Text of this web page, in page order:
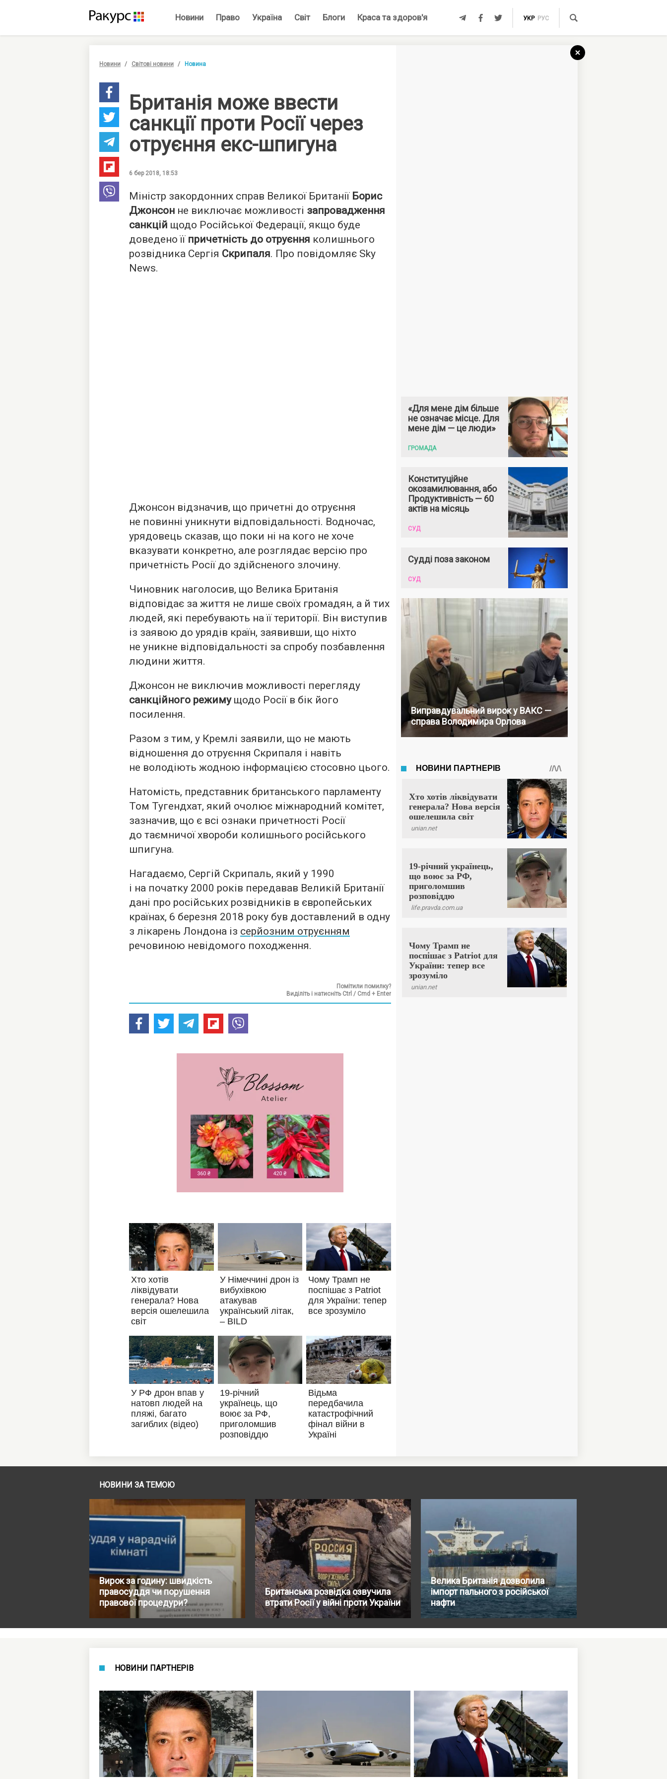
Новини Право Україна Світ Блоги Краса та здоров'я УКР РУС
Новини Світові новини Новина
Британія може ввести
санкції проти Росії через
отруєння екс-шпигуна
6 бер 2018, 18:53
Міністр закордонних справ Великої Британії Борис
Джонсон не виключає можливості запровадження
санкцій щодо Російської Федерації, якщо буде
доведено її причетність до отруєння колишнього
розвідника Сергія Скрипаля. Про повідомляє Sky
News.
Джонсон відзначив, що причетні до отруєння
не повинні уникнути відповідальності. Водночас,
урядовець сказав, що поки ні на кого не хоче
вказувати конкретно, але розглядає версію про
причетність Росії до здійсненого злочину.
Чиновник наголосив, що Велика Британія
відповідає за життя не лише своїх громадян, а й тих
людей, які перебувають на її території. Він виступив
із заявою до урядів країн, заявивши, що ніхто
не уникне відповідальності за спробу позбавлення
людини життя.
Джонсон не виключив можливості перегляду
санкційного режимущодо Росії в бік його
посилення.
Разом з тим, у Кремлі заявили, що не мають
відношення до отруєння Скрипаля і навіть
не володіють жодною інформацією стосовно цього.
Натомість, представник британського парламенту
Том Тугендхат, який очолює міжнародний комітет,
зазначив, що є всі ознаки причетності Росії
до таємничої хвороби колишнього російського
шпигуна.
Нагадаємо, Сергій Скрипаль, який у 1990
і на початку 2000 років передавав Великій Британії
дані про російських розвідників в європейських
країнах, 6 березня 2018 року був доставлений в одну
з лікарень Лондона із серйозним отруєнням
речовиною невідомого походження.
Помітили помилку?
Виділіть і натисніть Ctrl / Cmd + Enter
«Для мене дім більше
не означає місце. Для
мене дім — це люди»
ГРОМАДА
Конституційне
окозамилювання, або
Продуктивність — 60
актів на місяць
СУД
Судді поза законом
СУД
Виправдувальний вирок у ВАКС —
справа Володимира Орлова
НОВИНИ ЗА ТЕМОЮ
Вирок за годину: швидкість
правосуддя чи порушення
правової процедури?
Британська розвідка озвучила
втрати Росії у війні проти України
Велика Британія дозволила
імпорт пального з російської
нафти
НОВИНИ ПАРТНЕРІВ